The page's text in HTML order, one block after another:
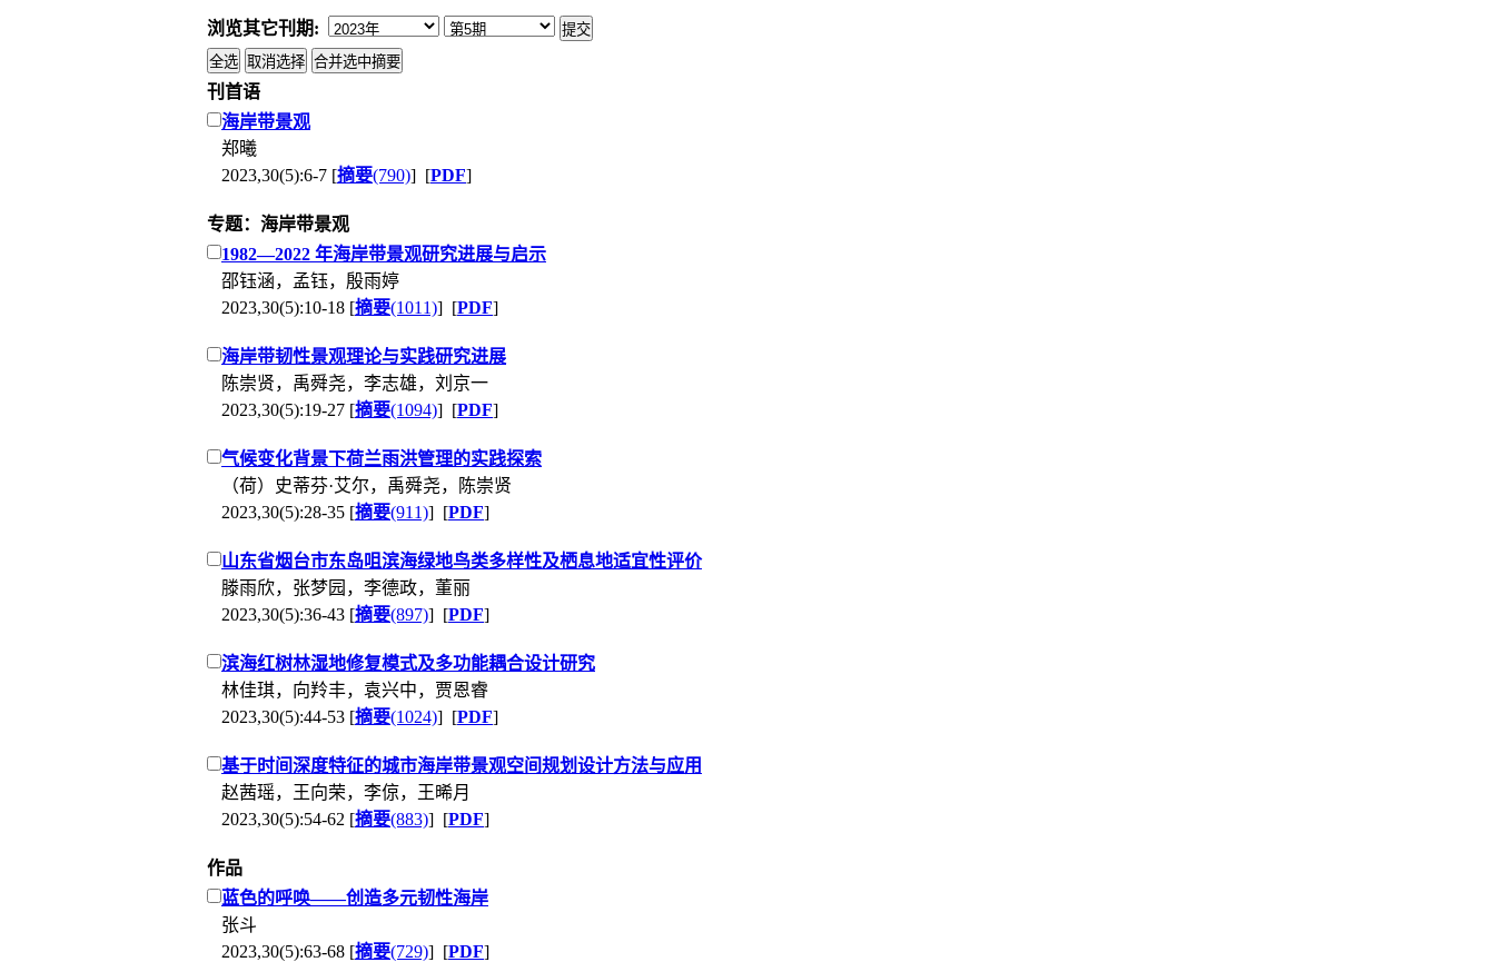
浏览其它刊期:
刊首语
海岸带景观
郑曦
2023,30(5):6-7 [摘要(790)] [PDF]
专题：海岸带景观
1982—2022 年海岸带景观研究进展与启示
邵钰涵，孟钰，殷雨婷
2023,30(5):10-18 [摘要(1011)] [PDF]
海岸带韧性景观理论与实践研究进展
陈崇贤，禹舜尧，李志雄，刘京一
2023,30(5):19-27 [摘要(1094)] [PDF]
气候变化背景下荷兰雨洪管理的实践探索
（荷）史蒂芬·艾尔，禹舜尧，陈崇贤
2023,30(5):28-35 [摘要(911)] [PDF]
山东省烟台市东岛咀滨海绿地鸟类多样性及栖息地适宜性评价
滕雨欣，张梦园，李德政，董丽
2023,30(5):36-43 [摘要(897)] [PDF]
滨海红树林湿地修复模式及多功能耦合设计研究
林佳琪，向羚丰，袁兴中，贾恩睿
2023,30(5):44-53 [摘要(1024)] [PDF]
基于时间深度特征的城市海岸带景观空间规划设计方法与应用
赵茜瑶，王向荣，李倞，王晞月
2023,30(5):54-62 [摘要(883)] [PDF]
作品
蓝色的呼唤——创造多元韧性海岸
张斗
2023,30(5):63-68 [摘要(729)] [PDF]